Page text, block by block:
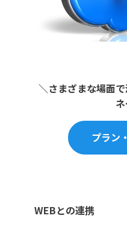
＼さまざまな場面
プラン
WEBとの連携